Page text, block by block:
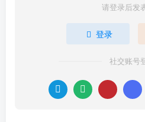
请登录后发
登录
社交账号